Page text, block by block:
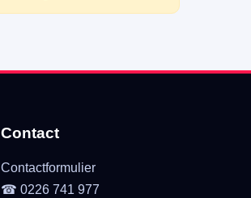
Contact
Contactformulier
☎ 0226 741 977